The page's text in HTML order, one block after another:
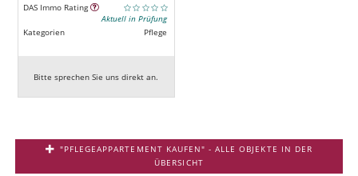
DAS Immo Rating
Aktuell in Prüfung
Kategorien
Pflege
Bitte sprechen Sie uns direkt an.
"PFLEGEAPPARTEMENT KAUFEN" - ALLE OBJEKTE IN DER
ÜBERSICHT